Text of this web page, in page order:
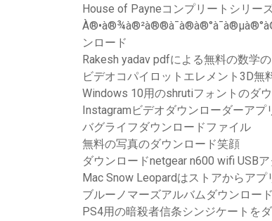
House of Payneコンプリートシリー
ンロード
Rakesh yadav pdfによる無料の数学
ビデオコパイロットエレメント3D無
Windows 10用のshrutiフォントのダ
Instagramビデオダウンローダーアプ
バグライフダウンロードファイル
無料の写真のダウンロード笑顔
ダウンロードnetgear n600 wifi USB
Mac Snow Leopardはストアからア
ブルーノマーズアルバムダウンロー
PS4用の暗殺者信条シンジケートを